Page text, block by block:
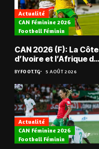
Actualité
CAN Féminine 2026
Football Féminin
CAN 2026 (F): La Côte
d’Ivoire et l’Afrique du
Sud en quarts
BYFOOT.TG 5 AOÛT 2026
Actualité
CAN Féminine 2026
Football Féminin